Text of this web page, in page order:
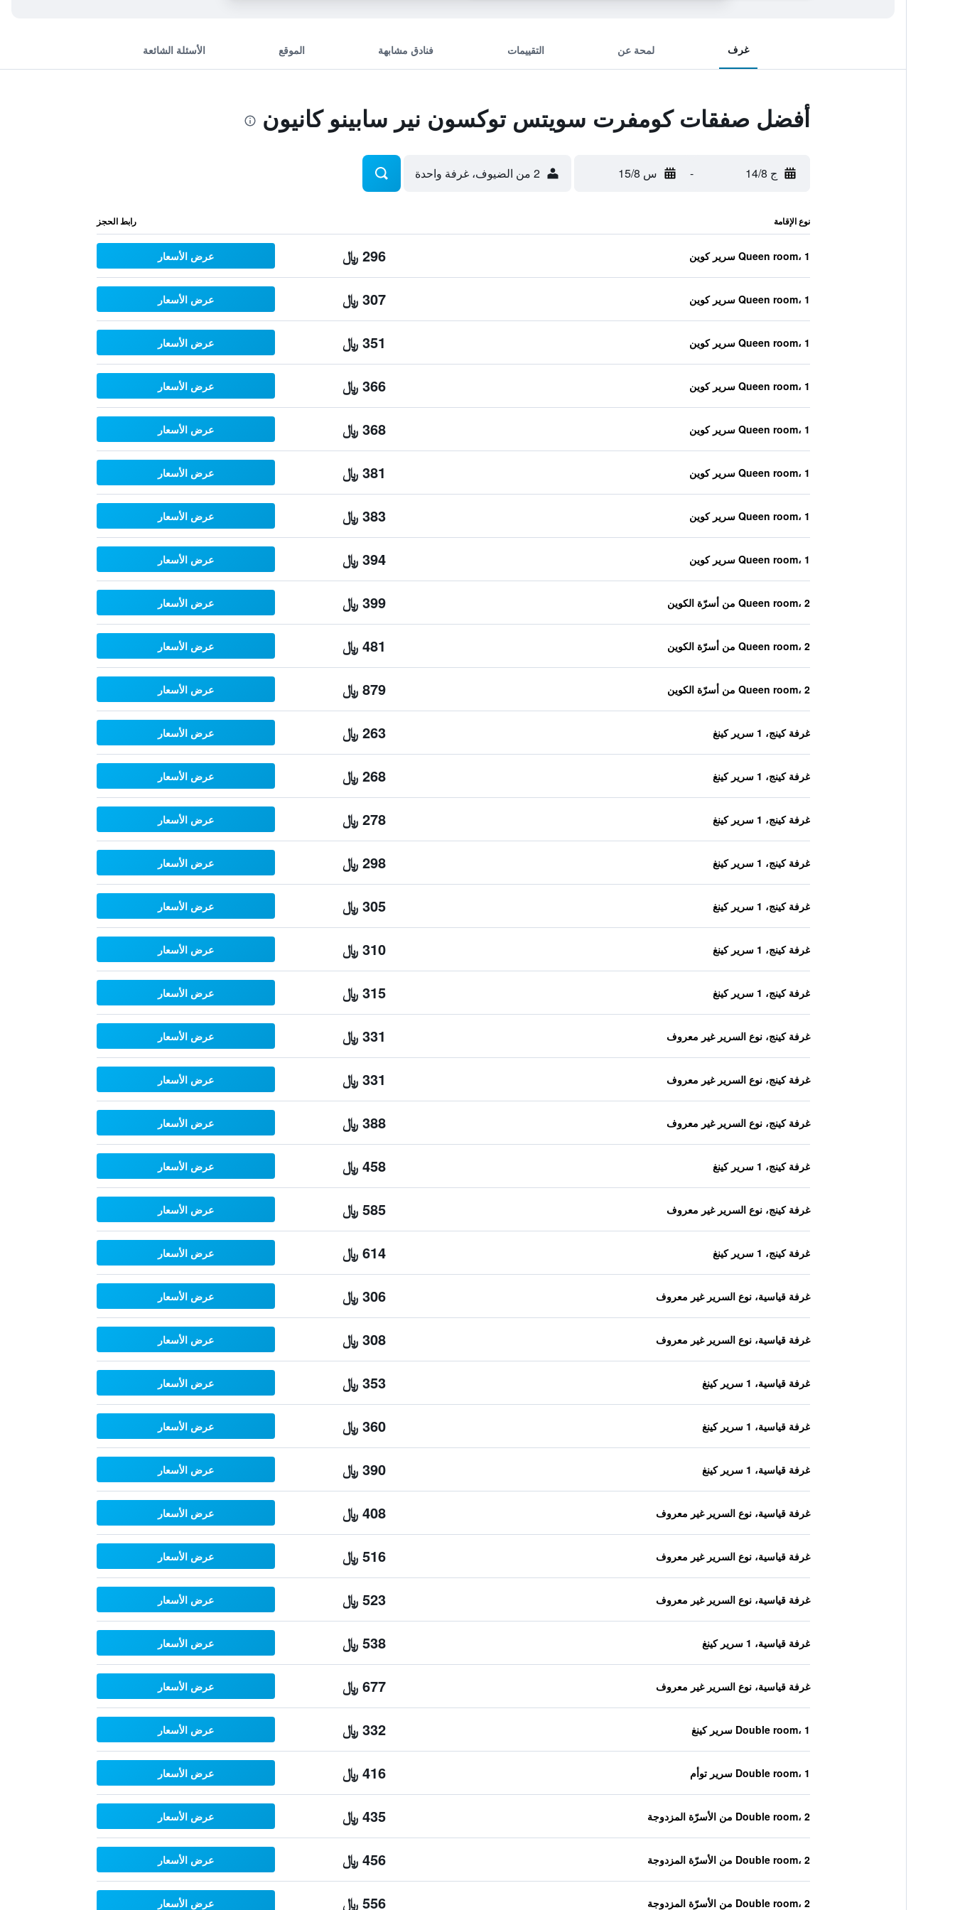
غرف لمحة عن التقييمات فنادق مشابهة الموقع الأسئلة الشائعة
أفضل صفقات كومفرت سويتس توكسون نير سابينو كانيون
ج 14/8 - س 15/8 2 من الضيوف، غرفة واحدة
نوع الإقامة رابط الحجز
Queen room، 1 سرير كوين 296 ﷼ عرض الأسعار
Queen room، 1 سرير كوين 307 ﷼ عرض الأسعار
Queen room، 1 سرير كوين 351 ﷼ عرض الأسعار
Queen room، 1 سرير كوين 366 ﷼ عرض الأسعار
Queen room، 1 سرير كوين 368 ﷼ عرض الأسعار
Queen room، 1 سرير كوين 381 ﷼ عرض الأسعار
Queen room، 1 سرير كوين 383 ﷼ عرض الأسعار
Queen room، 1 سرير كوين 394 ﷼ عرض الأسعار
Queen room، 2 من أسرّة الكوين 399 ﷼ عرض الأسعار
Queen room، 2 من أسرّة الكوين 481 ﷼ عرض الأسعار
Queen room، 2 من أسرّة الكوين 879 ﷼ عرض الأسعار
غرفة كينج، 1 سرير كينغ 263 ﷼ عرض الأسعار
غرفة كينج، 1 سرير كينغ 268 ﷼ عرض الأسعار
غرفة كينج، 1 سرير كينغ 278 ﷼ عرض الأسعار
غرفة كينج، 1 سرير كينغ 298 ﷼ عرض الأسعار
غرفة كينج، 1 سرير كينغ 305 ﷼ عرض الأسعار
غرفة كينج، 1 سرير كينغ 310 ﷼ عرض الأسعار
غرفة كينج، 1 سرير كينغ 315 ﷼ عرض الأسعار
غرفة كينج، نوع السرير غير معروف 331 ﷼ عرض الأسعار
غرفة كينج، نوع السرير غير معروف 331 ﷼ عرض الأسعار
غرفة كينج، نوع السرير غير معروف 388 ﷼ عرض الأسعار
غرفة كينج، 1 سرير كينغ 458 ﷼ عرض الأسعار
غرفة كينج، نوع السرير غير معروف 585 ﷼ عرض الأسعار
غرفة كينج، 1 سرير كينغ 614 ﷼ عرض الأسعار
غرفة قياسية، نوع السرير غير معروف 306 ﷼ عرض الأسعار
غرفة قياسية، نوع السرير غير معروف 308 ﷼ عرض الأسعار
غرفة قياسية، 1 سرير كينغ 353 ﷼ عرض الأسعار
غرفة قياسية، 1 سرير كينغ 360 ﷼ عرض الأسعار
غرفة قياسية، 1 سرير كينغ 390 ﷼ عرض الأسعار
غرفة قياسية، نوع السرير غير معروف 408 ﷼ عرض الأسعار
غرفة قياسية، نوع السرير غير معروف 516 ﷼ عرض الأسعار
غرفة قياسية، نوع السرير غير معروف 523 ﷼ عرض الأسعار
غرفة قياسية، 1 سرير كينغ 538 ﷼ عرض الأسعار
غرفة قياسية، نوع السرير غير معروف 677 ﷼ عرض الأسعار
Double room، 1 سرير كينغ 332 ﷼ عرض الأسعار
Double room، 1 سرير توأم 416 ﷼ عرض الأسعار
Double room، 2 من الأسرّة المزدوجة 435 ﷼ عرض الأسعار
Double room، 2 من الأسرّة المزدوجة 456 ﷼ عرض الأسعار
Double room، 2 من الأسرّة المزدوجة 556 ﷼ عرض الأسعار